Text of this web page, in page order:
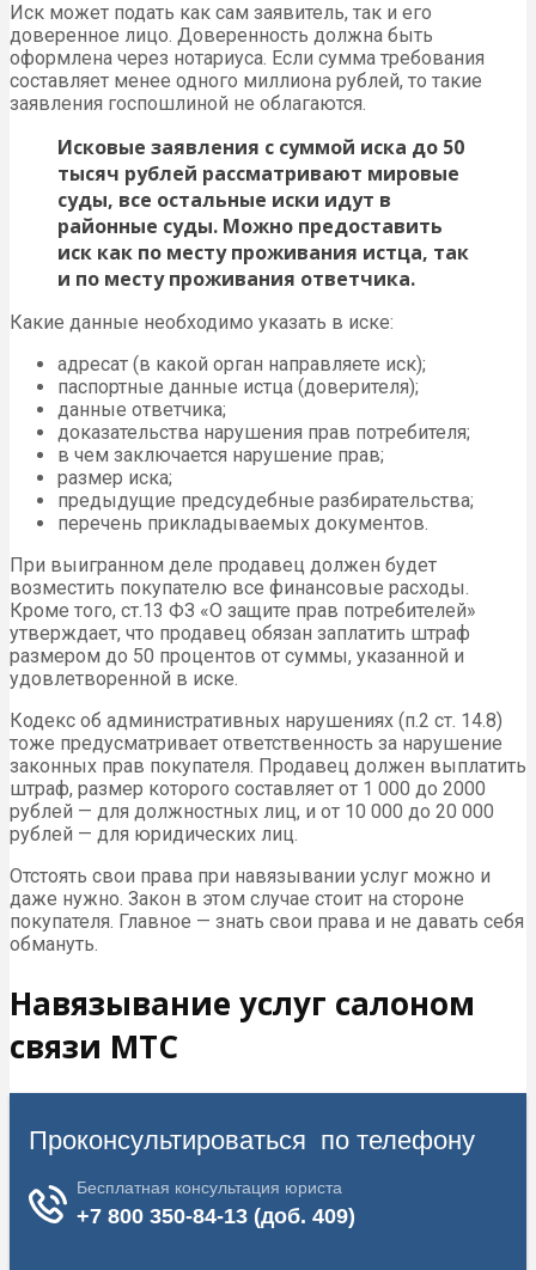
Иск может подать как сам заявитель, так и его
доверенное лицо. Доверенность должна быть
оформлена через нотариуса. Если сумма требования
составляет менее одного миллиона рублей, то такие
заявления госпошлиной не облагаются.
Исковые заявления с суммой иска до 50
тысяч рублей рассматривают мировые
суды, все остальные иски идут в
районные суды. Можно предоставить
иск как по месту проживания истца, так
и по месту проживания ответчика.
Какие данные необходимо указать в иске:
адресат (в какой орган направляете иск);
паспортные данные истца (доверителя);
данные ответчика;
доказательства нарушения прав потребителя;
в чем заключается нарушение прав;
размер иска;
предыдущие предсудебные разбирательства;
перечень прикладываемых документов.
При выигранном деле продавец должен будет
возместить покупателю все финансовые расходы.
Кроме того, ст.13 ФЗ «О защите прав потребителей»
утверждает, что продавец обязан заплатить штраф
размером до 50 процентов от суммы, указанной и
удовлетворенной в иске.
Кодекс об административных нарушениях (п.2 ст. 14.8)
тоже предусматривает ответственность за нарушение
законных прав покупателя. Продавец должен выплатить
штраф, размер которого составляет от 1 000 до 2000
рублей — для должностных лиц, и от 10 000 до 20 000
рублей — для юридических лиц.
Отстоять свои права при навязывании услуг можно и
даже нужно. Закон в этом случае стоит на стороне
покупателя. Главное — знать свои права и не давать себя
обмануть.
Навязывание услуг салоном
связи МТС